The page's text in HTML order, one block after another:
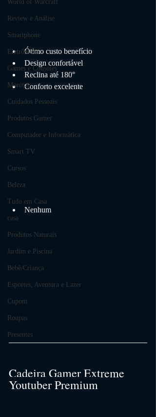
World of Warcraft
Review e Análise
Smartphone
Eletrônicos
Games e Consoles
Monitor
Cuidados Pessoais
Produtos Gamer
Computador e Informática
Smart TV
Cursos
Beleza
Tudo em Casa
casa
Produtos Naturais
Jardim e Piscina
Bebê/Criança
Esportes, Aventura e Lazer
Cupom
Roupas
Presentes
Ótimo custo benefício
Design confortável
Reclina até 180°
Conforto excelente
Nenhum
Cadeira Gamer Extreme
Youtuber Premium